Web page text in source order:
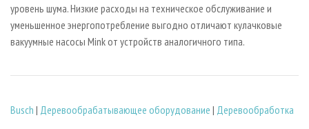
уровень шума. Низкие расходы на техническое обслуживание и
уменьшенное энергопотребление выгодно отличают кулачковые
вакуумные насосы Mink от устройств аналогичного типа.
Busch | Деревообрабатывающее оборудование | Деревообработка